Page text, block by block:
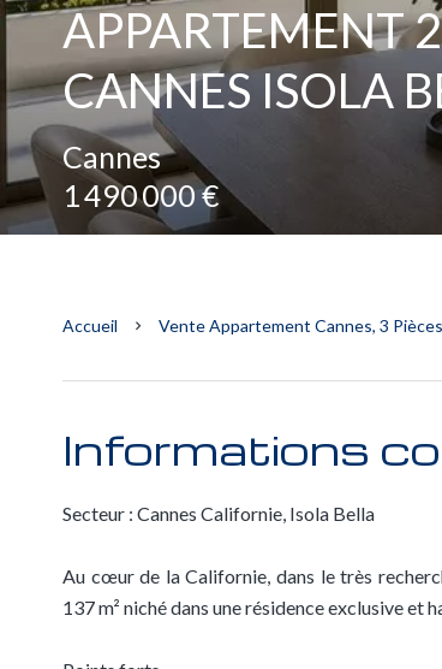
APPARTEMENT
CANNES ISOLA
Cannes
1 490 000 €
Accueil Vente Appartement Cannes, 3
Informations
Secteur : Cannes Californie, Isola Bella
Au cœur de la Californie, dans le très
137 m² niché dans une résidence exclusive et